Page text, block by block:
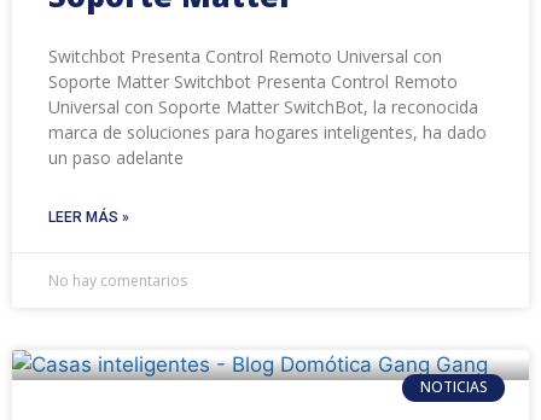
Switchbot Presenta Control Remoto Universal con
Soporte Matter Switchbot Presenta Control Remoto
Universal con Soporte Matter SwitchBot, la reconocida
marca de soluciones para hogares inteligentes, ha dado
un paso adelante
LEER MÁS »
No hay comentarios
NOTICIAS